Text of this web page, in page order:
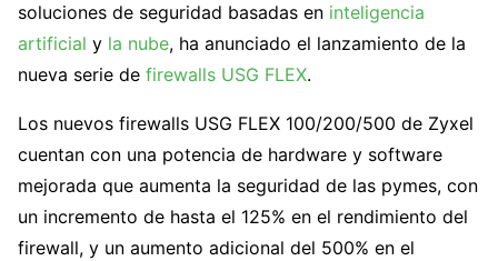
soluciones de seguridad basadas en inteligencia
artificial y la nube, ha anunciado el lanzamiento de la
nueva serie de firewalls USG FLEX.
Los nuevos firewalls USG FLEX 100/200/500 de Zyxel
cuentan con una potencia de hardware y software
mejorada que aumenta la seguridad de las pymes, con
un incremento de hasta el 125% en el rendimiento del
firewall, y un aumento adicional del 500% en el